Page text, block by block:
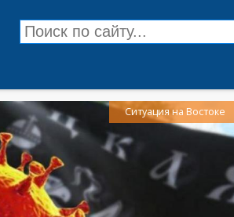
Ситуация на Востоке